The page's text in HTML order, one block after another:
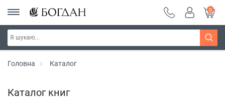
0
Головна Каталог
Каталог книг